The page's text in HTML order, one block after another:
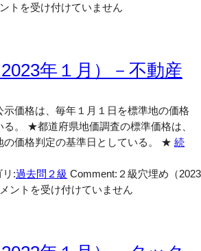
トを受け付けていません
年１月）－不動産
価格は、毎年１月１日を標準地の価格
。 ★都道府県地価調査の標準価格は、
の価格判定の基準日としている。 ★続
リ:過去問２級 Comment: ２級穴埋め（2023
ントを受け付けていません